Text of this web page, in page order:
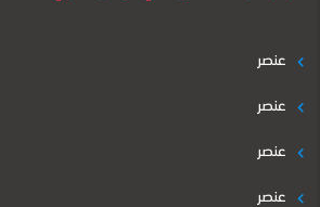
عنصر
عنصر
عنصر
عنصر